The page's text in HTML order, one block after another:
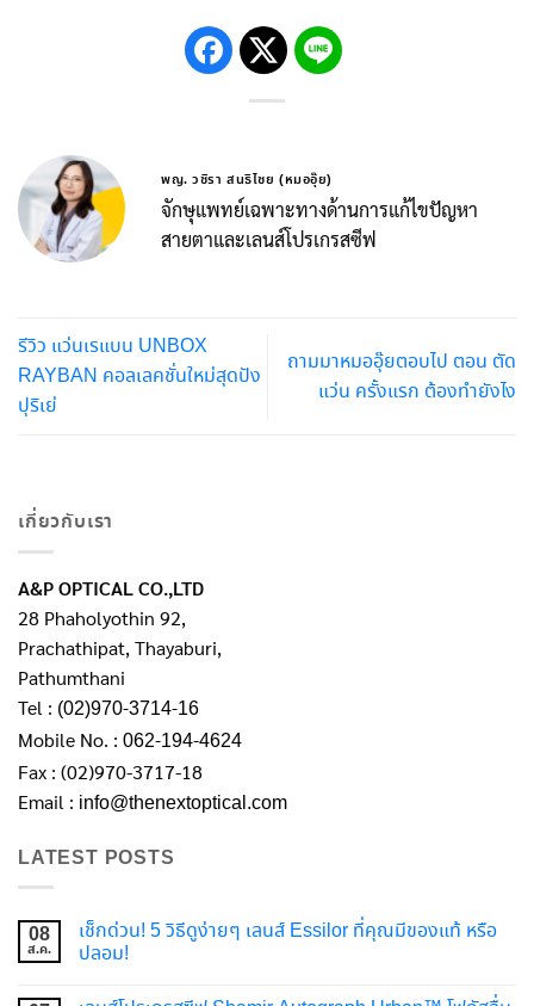
พญ. วชิรา สนธิไชย (หมออุ๊ย)
จักษุแพทย์เฉพาะทางด้านการแก้ไขปัญหา
สายตาและเลนส์โปรเกรสซีฟ
รีวิว แว่นเรแบน UNBOX
RAYBAN คอลเลคชั่นใหม่สุดปัง
ปุริเย่
ถามมาหมออุ๊ยตอบไป ตอน ตัด
แว่น ครั้งแรก ต้องทำยังไง
เกี่ยวกับเรา
A&P OPTICAL CO.,LTD
28 Phaholyothin 92,
Prachathipat, Thayaburi,
Pathumthani
Tel : (02)970-3714-16
Mobile No. : 062-194-4624
Fax : (02)970-3717-18
Email : info@thenextoptical.com
LATEST POSTS
08
ส.ค.
เช็กด่วน! 5 วิธีดูง่ายๆ เลนส์ Essilor ที่คุณมีของแท้ หรือ
ปลอม!